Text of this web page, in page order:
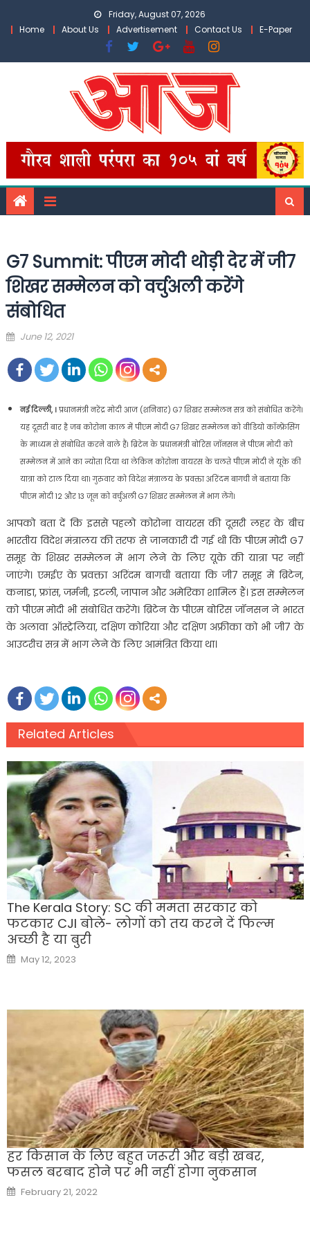
Friday, August 07, 2026
Home
About Us Advertisement Contact Us E-Paper
G7 Summit: पीएम मोदी थोड़ी देर में जी7
शिखर सम्मेलन को वर्चुअली करेंगे
संबोधित
Posted
June 12, 2021
नई दिल्ली, ।प्रधानमंत्री नरेंद्र मोदी आज (शनिवार) G7 शिखर सम्मेलन सत्र को संबोधित करेंगे।
यह दूसरी बार है जब कोरोना काल में पीएम मोदी G7 शिखर सम्मेलन को वीडियो कॉन्फ्रेंसिंग
के माध्यम से संबोधित करने वाले हैं। ब्रिटेन के प्रधानमंत्री बोरिस जॉनसन ने पीएम मोदी को
सम्मेलन में आने का न्योता दिया था लेकिन कोरोना वायरस के चलते पीएम मोदी ने यूके की
यात्रा को टाल दिया था। गुरुवार को विदेश मंत्रालय के प्रवक्ता अरिंदम बागची ने बताया कि
पीएम मोदी 12 और 13 जून को वर्चुअली G7 शिखर सम्मेलन में भाग लेंगे।
आपको बता दें कि इससे पहलो कोरोना वायरस की दूसरी लहर के बीच
भारतीय विदेश मंत्रालय की तरफ से जानकारी दी गई थी कि पीएम मोदी G7
समूह के शिखर सम्मेलन में भाग लेने के लिए यूके की यात्रा पर नहीं
जाएंगे। एमईए के प्रवक्ता अरिंदम बागची बताया कि जी7 समूह में ब्रिटेन,
कनाडा, फ्रांस, जर्मनी, इटली, जापान और अमेरिका शामिल हैं। इस सम्मेलन
को पीएम मोदी भी संबोधित करेंगे। ब्रिटेन के पीएम बोरिस जॉनसन ने भारत
के अलावा ऑस्ट्रेलिया, दक्षिण कोरिया और दक्षिण अफ्रीका को भी जी7 के
आउटरीच सत्र में भाग लेने के लिए आमंत्रित किया था।
Related Articles
The Kerala Story: SC की ममता सरकार को
फटकार CJI बोले- लोगों को तय करने दें फिल्म
अच्छी है या बुरी
Posted
on
May 12, 2023
हर किसान के लिए बहुत जरूरी और बड़ी खबर,
फसल बरबाद होने पर भी नहीं होगा नुकसान
Posted
on
February 21, 2022